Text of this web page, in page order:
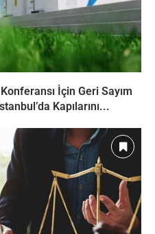
İçin Geri Sayım
Kapılarını...